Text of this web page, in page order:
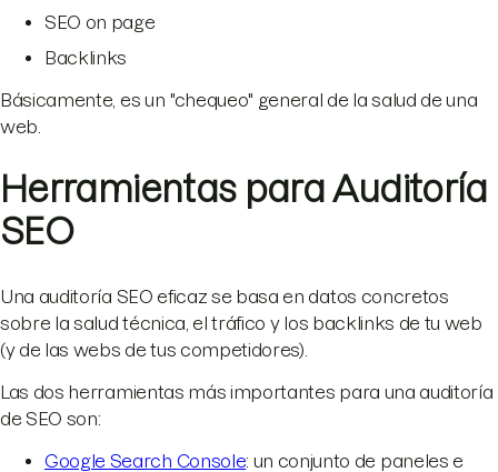
SEO on page
Backlinks
Básicamente, es un "chequeo" general de la salud de una
web.
Herramientas para Auditoría
SEO
Una auditoría SEO eficaz se basa en datos concretos
sobre la salud técnica, el tráfico y los backlinks de tu web
(y de las webs de tus competidores).
Las dos herramientas más importantes para una auditoría
de SEO son:
Google Search Console: un conjunto de paneles e